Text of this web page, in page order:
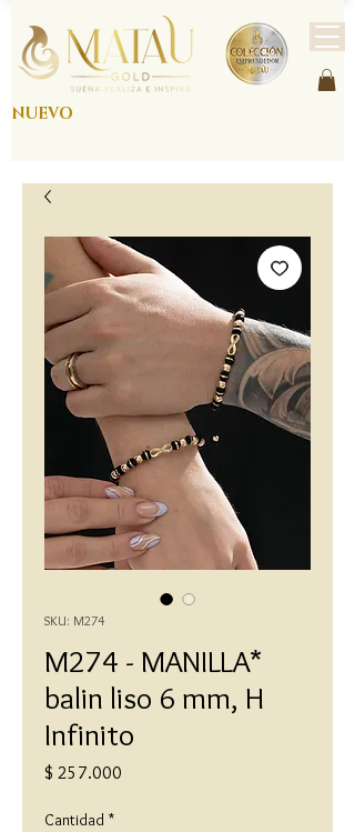
NUEVO
SKU: M274
M274 - MANILLA*
balin liso 6 mm, H
Infinito
$ 257.000
Cantidad *